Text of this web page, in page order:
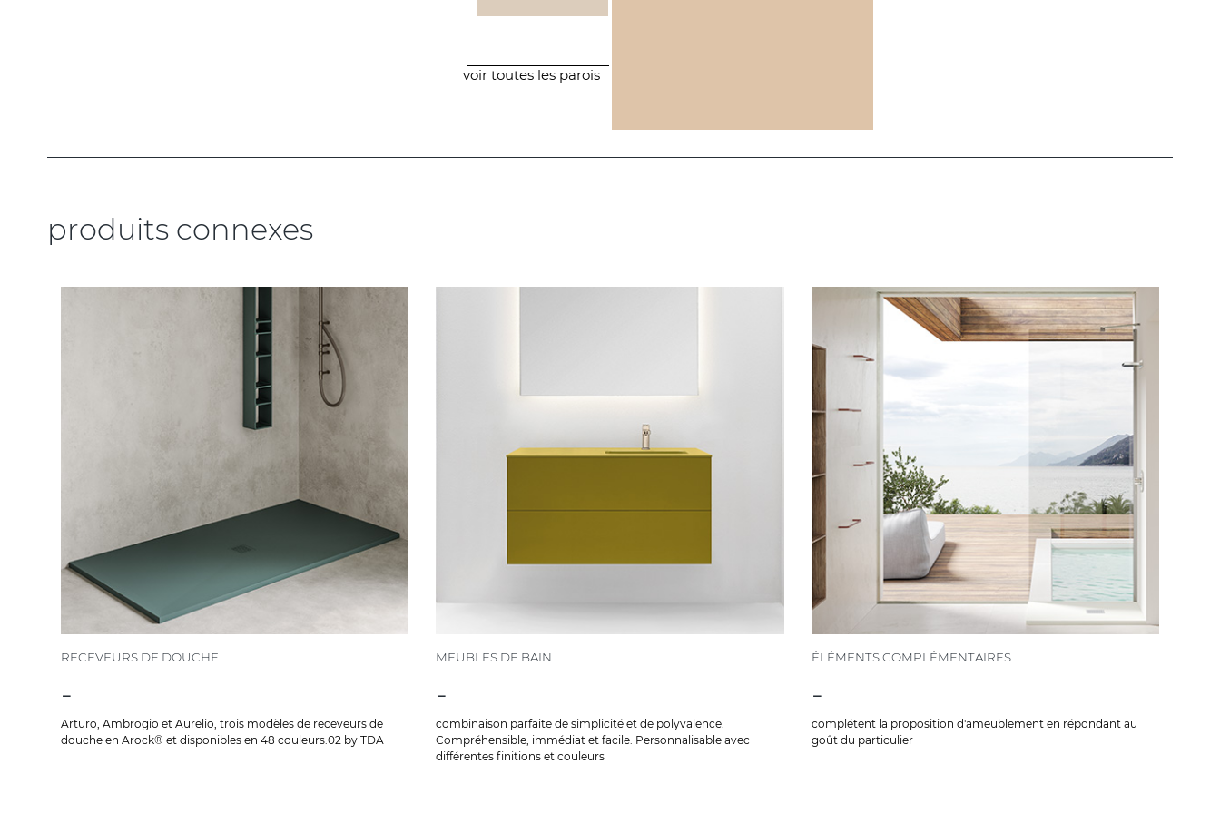
voir toutes les parois
produits connexes
RECEVEURS DE DOUCHE
-
Arturo, Ambrogio et Aurelio, trois modèles de receveurs de
douche en Arock® et disponibles en 48 couleurs.02 by TDA
MEUBLES DE BAIN
-
combinaison parfaite de simplicité et de polyvalence.
Compréhensible, immédiat et facile. Personnalisable avec
différentes finitions et couleurs
ÉLÉMENTS COMPLÉMENTAIRES
-
complétent la proposition d'ameublement en répondant au
goût du particulier